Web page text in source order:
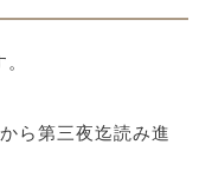
ら第三夜迄読み進